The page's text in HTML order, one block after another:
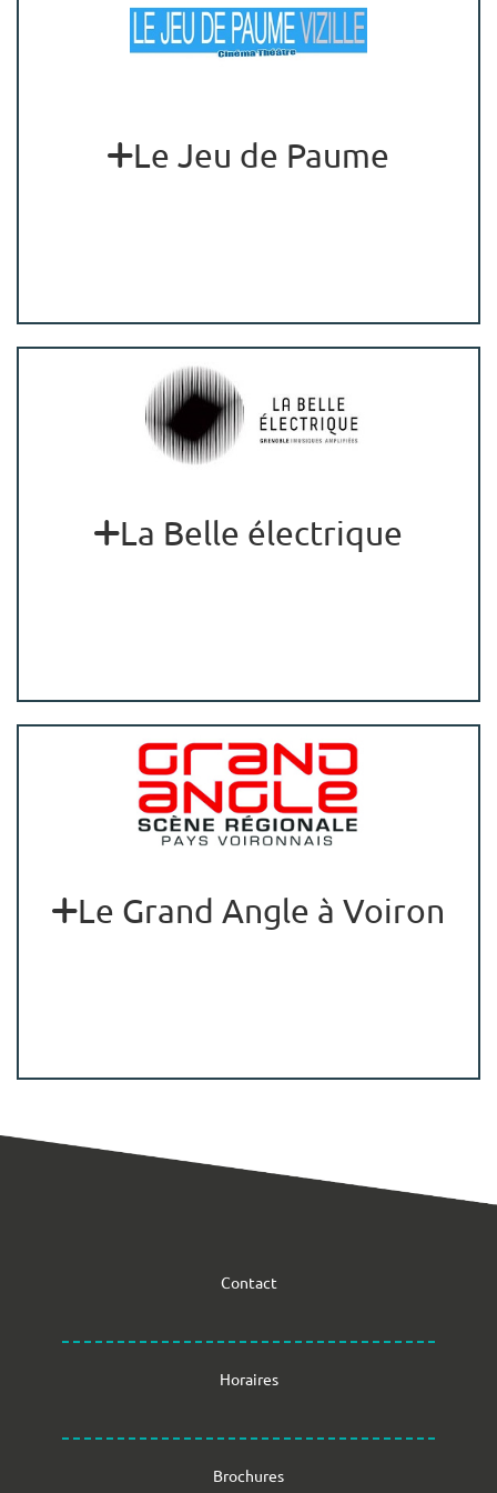
Le Jeu de Paume
La Belle électrique
Le Grand Angle à Voiron
Contact
Horaires
Brochures